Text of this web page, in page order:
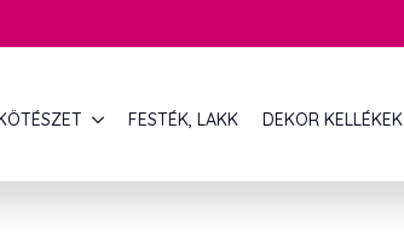
FESTÉK, LAKK DEKOR KELLÉKEK